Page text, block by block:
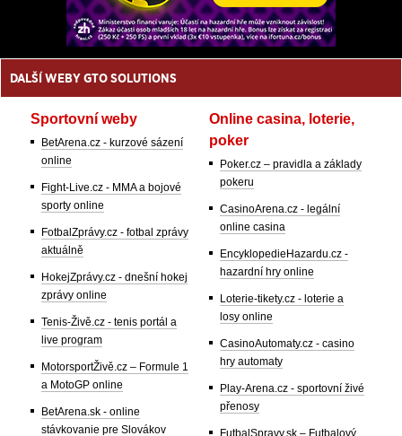
DALŠÍ WEBY GTO SOLUTIONS
Sportovní weby
BetArena.cz - kurzové sázení
online
Fight-Live.cz - MMA a bojové
sporty online
FotbalZprávy.cz - fotbal zprávy
aktuálně
HokejZprávy.cz - dnešní hokej
zprávy online
Tenis-Živě.cz - tenis portál a
live program
MotorsportŽivě.cz – Formule 1
a MotoGP online
BetArena.sk - online
stávkovanie pre Slovákov
Online casina, loterie,
poker
Poker.cz – pravidla a základy
pokeru
CasinoArena.cz - legální
online casina
EncyklopedieHazardu.cz -
hazardní hry online
Loterie-tikety.cz - loterie a
losy online
CasinoAutomaty.cz - casino
hry automaty
Play-Arena.cz - sportovní živé
přenosy
FutbalSpravy.sk – Futbalový